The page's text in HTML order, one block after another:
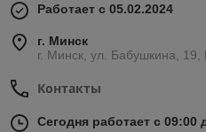
Работает с 05.02.2024
г. Минск
г. Минск, ул. Бабушкина,
Контакты
Сегодня работает с 09:00